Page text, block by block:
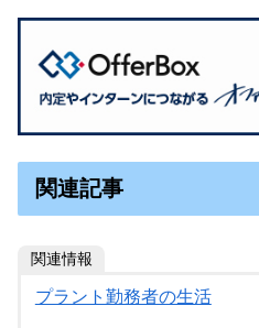
関連記事
関連情報
プラント勤務者の生活